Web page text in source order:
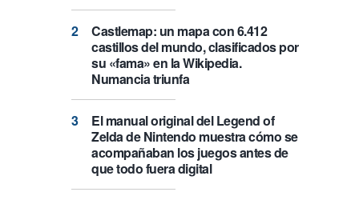
Castlemap: un mapa con 6.412
castillos del mundo, clasificados por
su «fama» en la Wikipedia.
Numancia triunfa
El manual original del Legend of
Zelda de Nintendo muestra cómo se
acompañaban los juegos antes de
que todo fuera digital